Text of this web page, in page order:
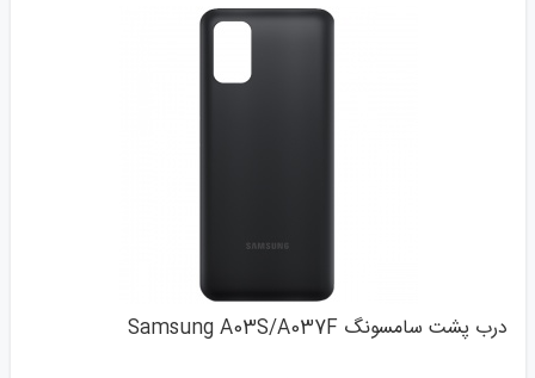
درب پشت سامسونگ Samsung A03S/A037F